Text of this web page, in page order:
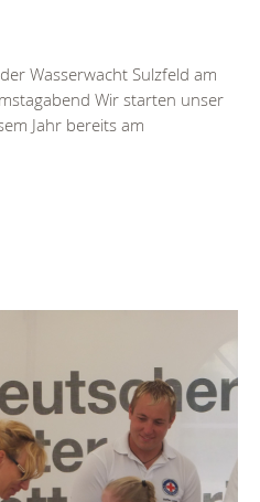
Wasserwacht Sulzfeld am
Wir starten unser
Jahr bereits am